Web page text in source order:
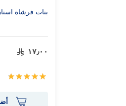
بنات فرشاة
١٧٫٠٠
تقييم: